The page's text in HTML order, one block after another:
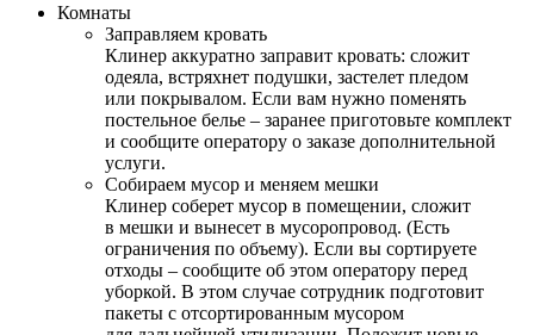
Комнаты
Заправляем кровать
Клинер аккуратно заправит кровать: сложит
одеяла, встряхнет подушки, застелет пледом
или покрывалом. Если вам нужно поменять
постельное белье – заранее приготовьте комплект
и сообщите оператору о заказе дополнительной
услуги.
Собираем мусор и меняем мешки
Клинер соберет мусор в помещении, сложит
в мешки и вынесет в мусоропровод. (Есть
ограничения по объему). Если вы сортируете
отходы – сообщите об этом оператору перед
уборкой. В этом случае сотрудник подготовит
пакеты с отсортированным мусором